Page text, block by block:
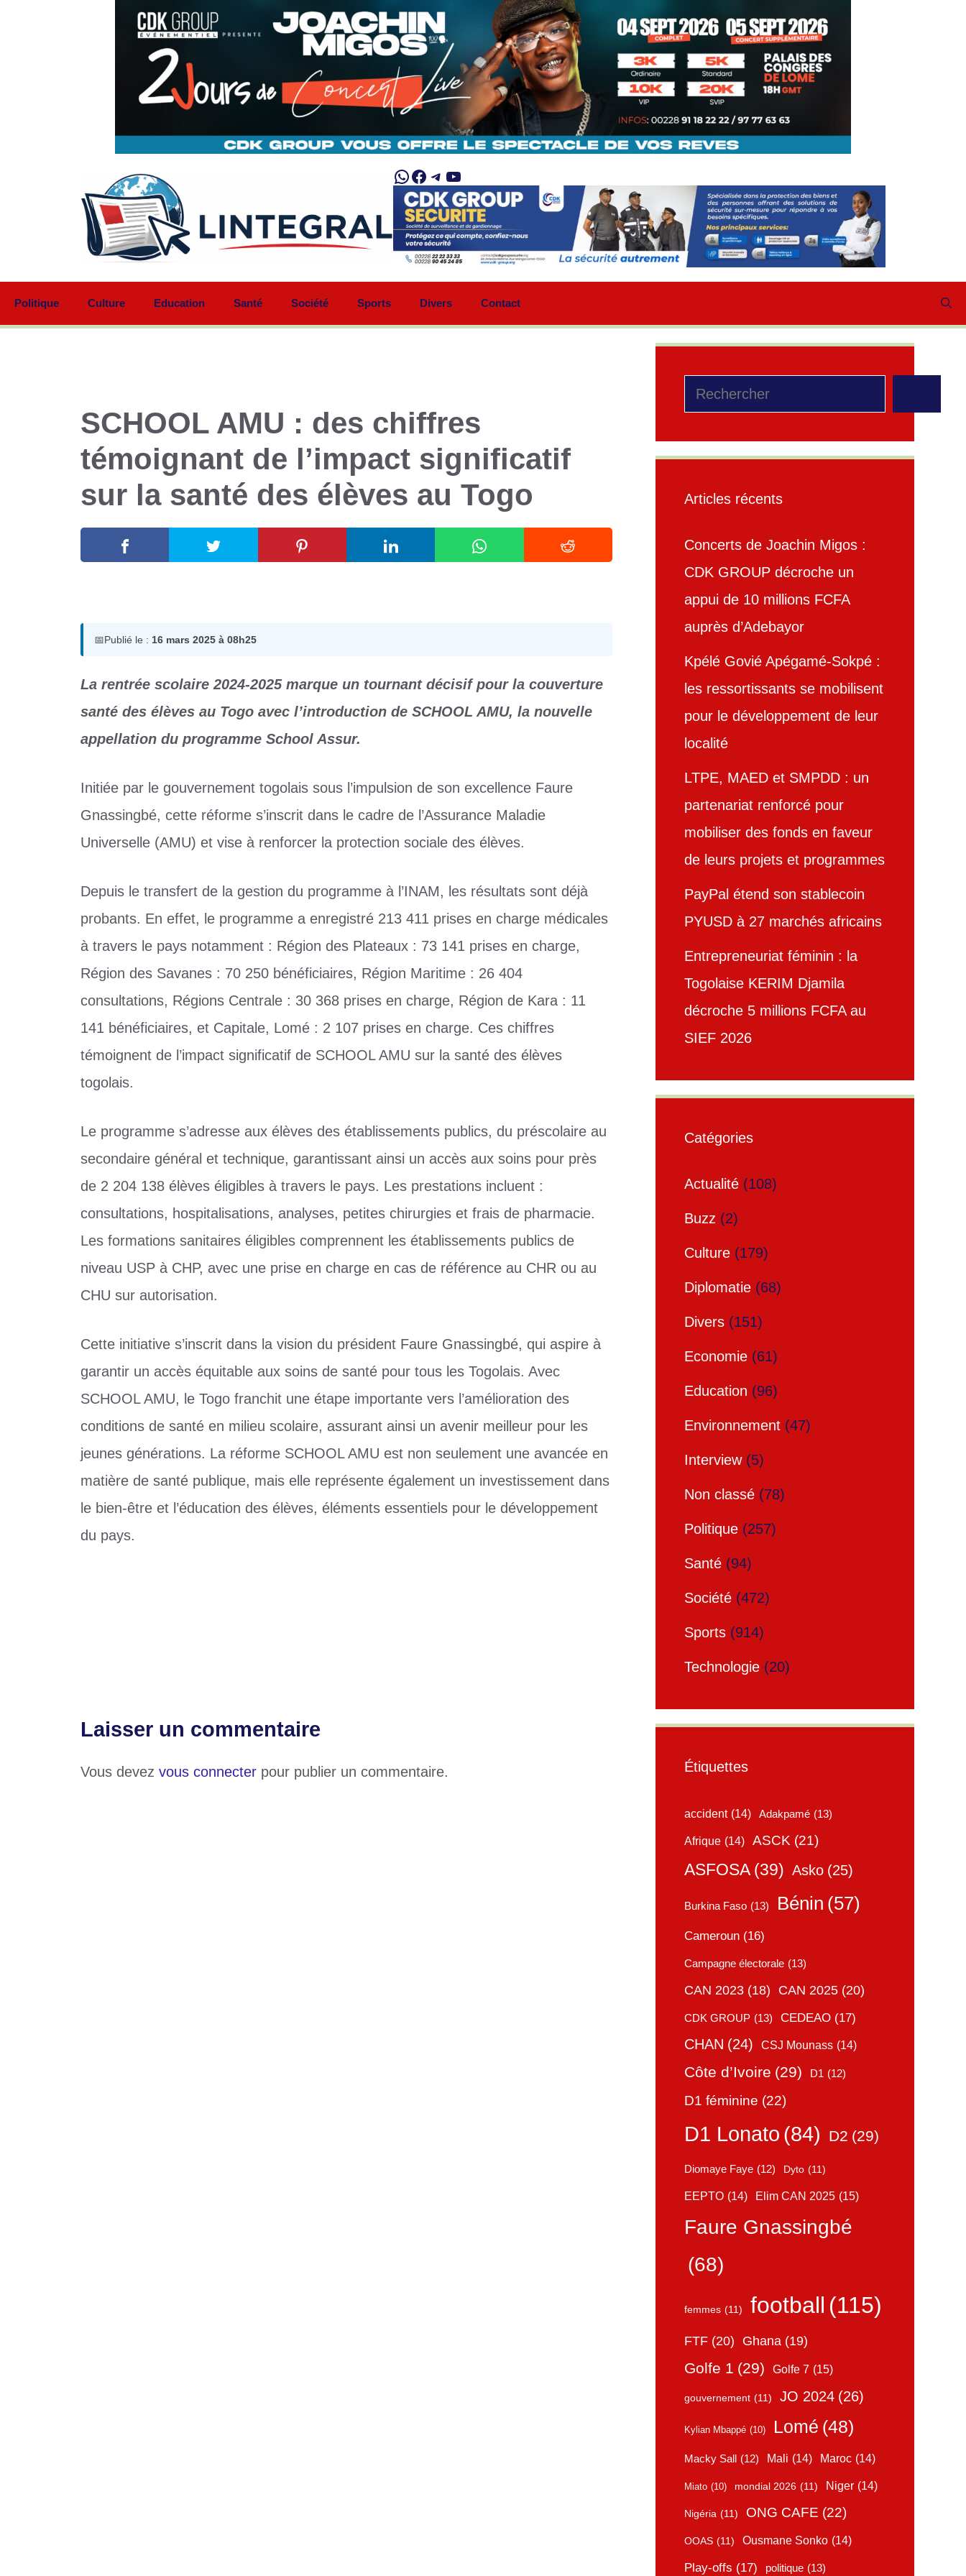
WhatsApp
Facebook
Telegram
YouTube
Politique Culture Education Santé Société Sports Divers Contact
SCHOOL AMU : des chiffres
témoignant de l’impact significatif
sur la santé des élèves au Togo
📅Publié le : 16 mars 2025 à 08h25
La rentrée scolaire 2024-2025 marque un tournant décisif pour la couverture
santé des élèves au Togo avec l’introduction de SCHOOL AMU, la nouvelle
appellation du programme School Assur.
Initiée par le gouvernement togolais sous l’impulsion de son excellence Faure
Gnassingbé, cette réforme s’inscrit dans le cadre de l’Assurance Maladie
Universelle (AMU) et vise à renforcer la protection sociale des élèves.
Depuis le transfert de la gestion du programme à l’INAM, les résultats sont déjà
probants. En effet, le programme a enregistré 213 411 prises en charge médicales
à travers le pays notamment : Région des Plateaux : 73 141 prises en charge,
Région des Savanes : 70 250 bénéficiaires, Région Maritime : 26 404
consultations, Régions Centrale : 30 368 prises en charge, Région de Kara : 11
141 bénéficiaires, et Capitale, Lomé : 2 107 prises en charge. Ces chiffres
témoignent de l’impact significatif de SCHOOL AMU sur la santé des élèves
togolais.
Le programme s’adresse aux élèves des établissements publics, du préscolaire au
secondaire général et technique, garantissant ainsi un accès aux soins pour près
de 2 204 138 élèves éligibles à travers le pays. Les prestations incluent :
consultations, hospitalisations, analyses, petites chirurgies et frais de pharmacie.
Les formations sanitaires éligibles comprennent les établissements publics de
niveau USP à CHP, avec une prise en charge en cas de référence au CHR ou au
CHU sur autorisation.
Cette initiative s’inscrit dans la vision du président Faure Gnassingbé, qui aspire à
garantir un accès équitable aux soins de santé pour tous les Togolais. Avec
SCHOOL AMU, le Togo franchit une étape importante vers l’amélioration des
conditions de santé en milieu scolaire, assurant ainsi un avenir meilleur pour les
jeunes générations. La réforme SCHOOL AMU est non seulement une avancée en
matière de santé publique, mais elle représente également un investissement dans
le bien-être et l’éducation des élèves, éléments essentiels pour le développement
du pays.
Laisser un commentaire
Vous devez vous connecter pour publier un commentaire.
Rechercher
Articles récents
Concerts de Joachin Migos :
CDK GROUP décroche un
appui de 10 millions FCFA
auprès d’Adebayor
Kpélé Govié Apégamé-Sokpé :
les ressortissants se mobilisent
pour le développement de leur
localité
LTPE, MAED et SMPDD : un
partenariat renforcé pour
mobiliser des fonds en faveur
de leurs projets et programmes
PayPal étend son stablecoin
PYUSD à 27 marchés africains
Entrepreneuriat féminin : la
Togolaise KERIM Djamila
décroche 5 millions FCFA au
SIEF 2026
Catégories
Actualité (108)
Buzz (2)
Culture (179)
Diplomatie (68)
Divers (151)
Economie (61)
Education (96)
Environnement (47)
Interview(5)
Non classé (78)
Politique (257)
Santé (94)
Société (472)
Sports (914)
Technologie (20)
Étiquettes
accident (14) Adakpamé (13)
Afrique (14) ASCK (21)
ASFOSA (39) Asko (25)
Burkina Faso (13) Bénin (57)
Cameroun (16)
Campagne électorale (13)
CAN 2023 (18) CAN 2025 (20)
CDK GROUP (13) CEDEAO (17)
CHAN (24) CSJ Mounass (14)
Côte d’Ivoire (29) D1 (12)
D1 féminine (22)
D1 Lonato (84) D2 (29)
Diomaye Faye (12) Dyto (11)
EEPTO (14) Elim CAN 2025 (15)
Faure Gnassingbé
(68)
femmes (11) football (115)
FTF (20) Ghana (19)
Golfe 1 (29) Golfe 7 (15)
gouvernement (11) JO 2024 (26)
Kylian Mbappé (10) Lomé (48)
Macky Sall (12) Mali (14) Maroc (14)
Miato (10) mondial 2026 (11) Niger (14)
Nigéria (11) ONG CAFE (22)
OOAS (11) Ousmane Sonko (14)
Play-offs (17) politique (13)